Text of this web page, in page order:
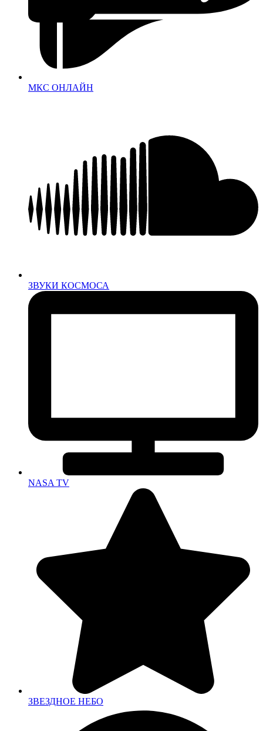
МКС ОНЛАЙН
ЗВУКИ КОСМОСА
NASA TV
ЗВЕЗДНОЕ НЕБО